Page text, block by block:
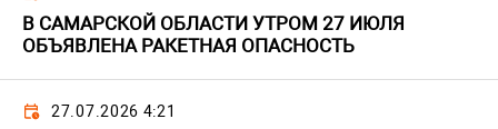
В САМАРСКОЙ ОБЛАСТИ УТРОМ 27 ИЮЛЯ
ОБЪЯВЛЕНА РАКЕТНАЯ ОПАСНОСТЬ
27.07.2026 4:21